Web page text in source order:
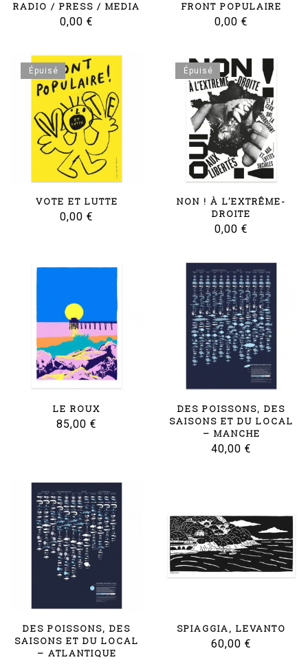
RADIO / PRESS / MEDIA
0,00 €
FRONT POPULAIRE
0,00 €
Épuisé
VOTE ET LUTTE
0,00 €
Épuisé
NON ! À L’EXTRÊME-
DROITE
0,00 €
LE ROUX
85,00 €
DES POISSONS, DES
SAISONS ET DU LOCAL
– MANCHE
40,00 €
DES POISSONS, DES
SAISONS ET DU LOCAL
– ATLANTIQUE
SPIAGGIA, LEVANTO
60,00 €